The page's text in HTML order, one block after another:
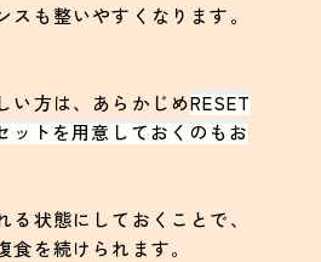
も整いやすくなります。
い方は、あらかじめRESET
ットを用意しておくのもお
状態にしておくことで、
を続けられます。